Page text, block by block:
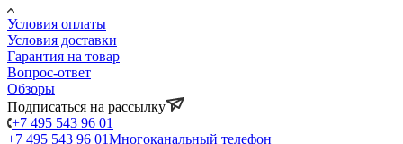
Условия оплаты
Условия доставки
Гарантия на товар
Вопрос-ответ
Обзоры
Подписаться на рассылку
+7 495 543 96 01
+7 495 543 96 01Многоканальный телефон